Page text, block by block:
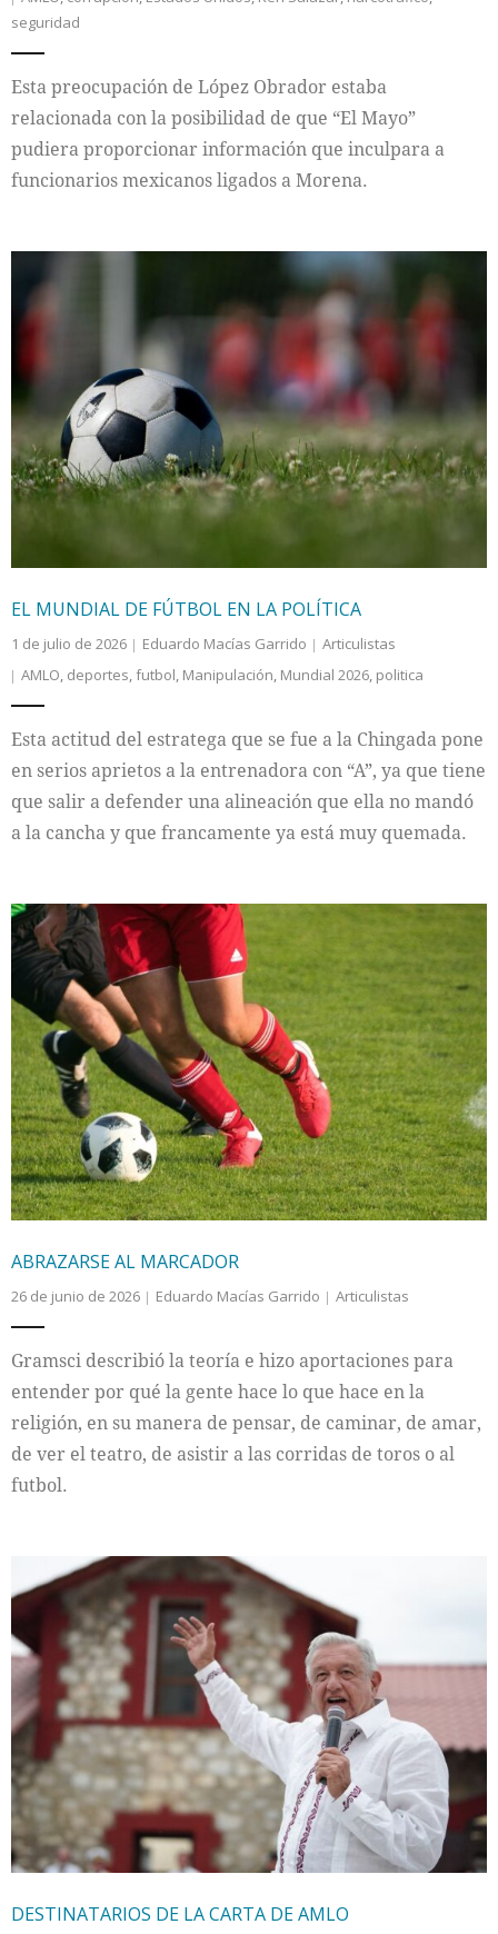
seguridad
Esta preocupación de López Obrador estaba
relacionada con la posibilidad de que “El Mayo”
pudiera proporcionar información que inculpara a
funcionarios mexicanos ligados a Morena.
EL MUNDIAL DE FÚTBOL EN LA POLÍTICA
1 de julio de 2026 Eduardo Macías Garrido
Articulistas
AMLO, deportes,futbol, Manipulación, Mundial 2026, politica
Esta actitud del estratega que se fue a la Chingada pone
en serios aprietos a la entrenadora con “A”, ya que tiene
que salir a defender una alineación que ella no mandó
a la cancha y que francamente ya está muy quemada.
ABRAZARSE AL MARCADOR
26 de junio de 2026 Eduardo Macías Garrido Articulistas
Gramsci describió la teoría e hizo aportaciones para
entender por qué la gente hace lo que hace en la
religión, en su manera de pensar, de caminar, de amar,
de ver el teatro, de asistir a las corridas de toros o al
futbol.
DESTINATARIOS DE LA CARTA DE AMLO